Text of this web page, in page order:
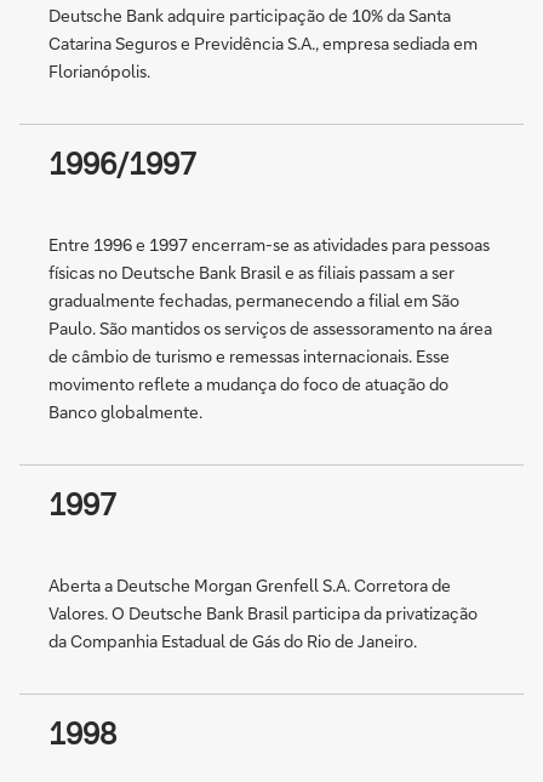
Deutsche Bank adquire participação de 10% da Santa
Catarina Seguros e Previdência S.A., empresa sediada em
Florianópolis.
1996/1997
Entre 1996 e 1997 encerram-se as atividades para pessoas
físicas no Deutsche Bank Brasil e as filiais passam a ser
gradualmente fechadas, permanecendo a filial em São
Paulo. São mantidos os serviços de assessoramento na área
de câmbio de turismo e remessas internacionais. Esse
movimento reflete a mudança do foco de atuação do
Banco globalmente.
1997
Aberta a Deutsche Morgan Grenfell S.A. Corretora de
Valores. O Deutsche Bank Brasil participa da privatização
da Companhia Estadual de Gás do Rio de Janeiro.
1998